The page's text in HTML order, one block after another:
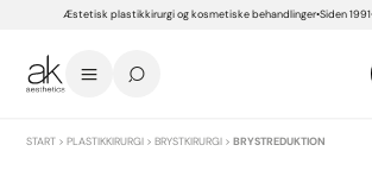
Æstetisk plastikkirurgi og kosmetiske behandlinger Siden 1991
START >PLASTIKKIRURGI >BRYSTKIRURGI >BRYSTREDUKTION